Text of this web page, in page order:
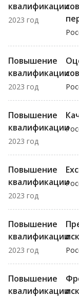
квалификации
2023 год
Повышение
квалификации
2023 год
Повышение
квалификации
2023 год
Повышение
квалификации
2023 год
Повышение
квалификации
2023 год
Повышение
квалификации